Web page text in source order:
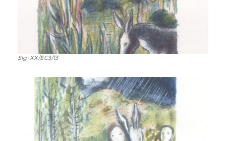
Sig.:
Sig.: XX/EC3/13